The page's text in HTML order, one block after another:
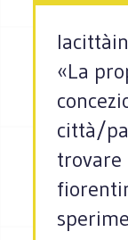
«La
città/
trovare